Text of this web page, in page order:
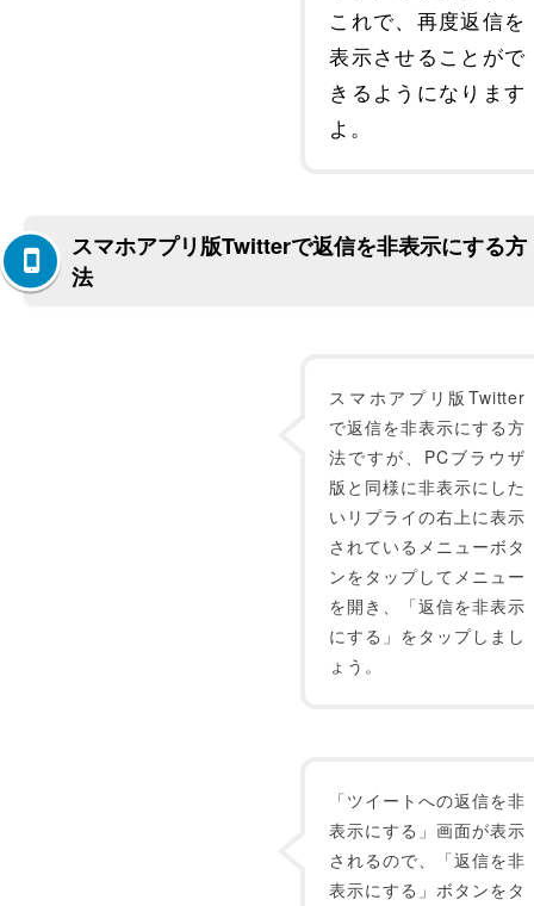
これで、再度返信を
表示させることがで
きるようになります
よ。
スマホアプリ版Twitterで返信を非表示にする方
法
スマホアプリ版Twitter
で返信を非表示にする方
法ですが、PCブラウザ
版と同様に非表示にした
いリプライの右上に表示
されているメニューボタ
ンをタップしてメニュー
を開き、「返信を非表示
にする」をタップしまし
ょう。
「ツイートへの返信を非
表示にする」画面が表示
されるので、「返信を非
表示にする」ボタンをタ